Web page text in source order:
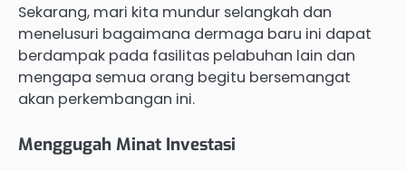
Sekarang, mari kita mundur selangkah dan
menelusuri bagaimana dermaga baru ini dapat
berdampak pada fasilitas pelabuhan lain dan
mengapa semua orang begitu bersemangat
akan perkembangan ini.
Menggugah Minat Investasi